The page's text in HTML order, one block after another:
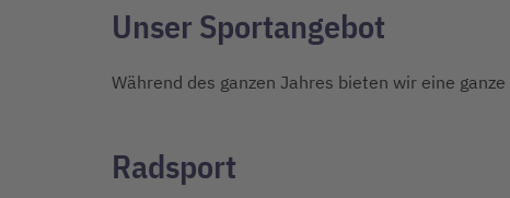
Unser Sportangebot
Während des ganzen Jahres bieten wir eine
Radsport